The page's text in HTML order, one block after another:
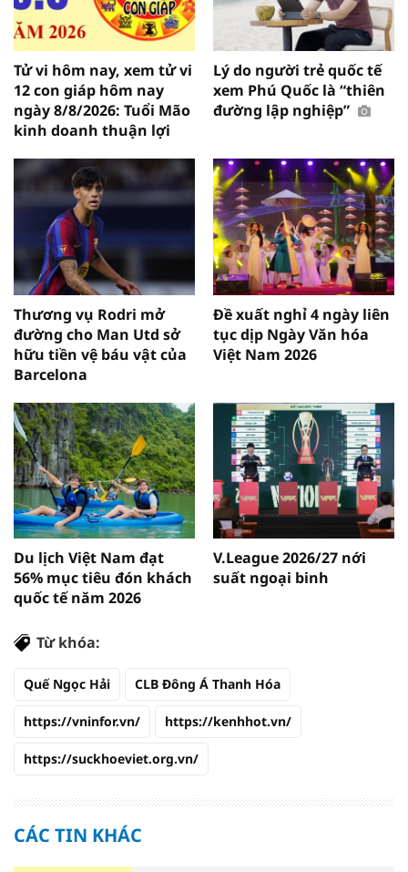
Tử vi hôm nay, xem tử vi
12 con giáp hôm nay
ngày 8/8/2026: Tuổi Mão
kinh doanh thuận lợi
Lý do người trẻ quốc tế
xem Phú Quốc là “thiên
đường lập nghiệp”
Thương vụ Rodri mở
đường cho Man Utd sở
hữu tiền vệ báu vật của
Barcelona
Đề xuất nghỉ 4 ngày liên
tục dịp Ngày Văn hóa
Việt Nam 2026
Du lịch Việt Nam đạt
56% mục tiêu đón khách
quốc tế năm 2026
V.League 2026/27 nới
suất ngoại binh
Từ khóa:
Quế Ngọc Hải CLB Đông Á Thanh Hóa
https://vninfor.vn/ https://kenhhot.vn/
https://suckhoeviet.org.vn/
CÁC TIN KHÁC